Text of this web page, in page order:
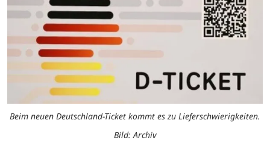
Beim neuen Deutschland-Ticket kommt es zu Lieferschwierigkeiten.
Bild: Archiv